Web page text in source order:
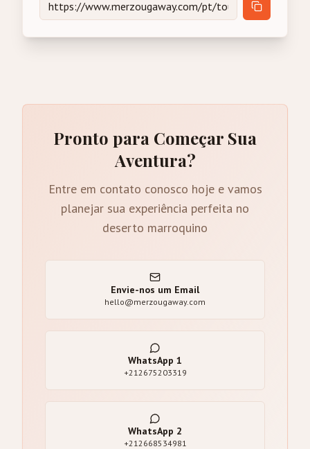
Pronto para Começar Sua
Aventura?
Entre em contato conosco hoje e vamos
planejar sua experiência perfeita no
deserto marroquino
Envie-nos um Email
hello@merzougaway.com
WhatsApp 1
+212675203319
WhatsApp 2
+212668534981